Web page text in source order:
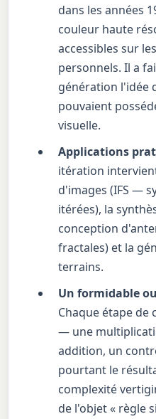
dans les années
couleur haute
accessibles sur
personnels. Il a
génération l'idée
pouvaient
visuelle.
Applications
itération
d'images (IFS —
itérées), la
conception
fractales) et la
terrains.
Un formidable
Chaque étape de
— une
addition, un
pourtant le
complexité
de l'objet « règle